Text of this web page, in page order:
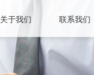
关于我们 联系我们